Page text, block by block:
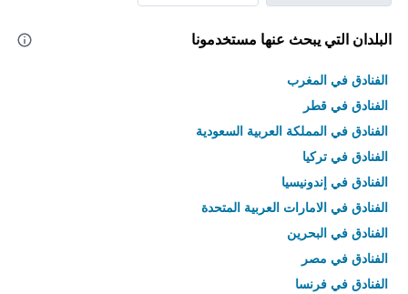
البلدان التي يبحث عنها مستخدمونا
الفنادق في المغرب
الفنادق في قطر
الفنادق في المملكة العربية السعودية
الفنادق في تركيا
الفنادق في إندونيسيا
الفنادق في الامارات العربية المتحدة
الفنادق في البحرين
الفنادق في مصر
الفنادق في فرنسا